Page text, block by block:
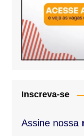
Inscreva-se
Assine nossa